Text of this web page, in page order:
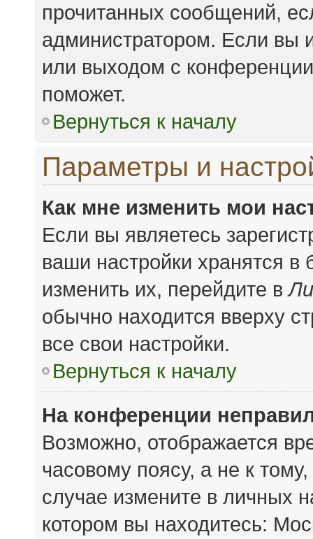
прочитанных сообщений,
администратором. Если вы
или выходом с
поможет.
Вернуться к началу
Параметры и
Как мне изменить мои
Если вы являетесь
ваши настройки хранятся
изменить их, перейдите в
обычно находится вверху
все свои настройки.
Вернуться к началу
На конференции
Возможно, отображается
часовому поясу, а не к
случае измените в личных
котором вы находитесь: